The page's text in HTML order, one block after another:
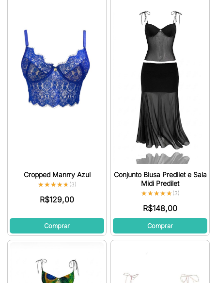
Cropped Manrry Azul
★★★★★
★★★★★ (3)
R$129,00
Comprar
Conjunto Blusa Predilet e Saia
Midi Predilet
★★★★★
★★★★★(3)
R$148,00
Comprar